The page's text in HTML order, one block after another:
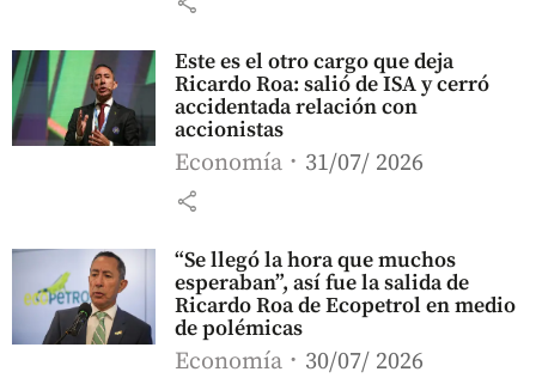
Este es el otro cargo que deja
Ricardo Roa: salió de ISA y cerró
accidentada relación con
accionistas
Economía 31/07/ 2026
share
“Se llegó la hora que muchos
esperaban”, así fue la salida de
Ricardo Roa de Ecopetrol en medio
de polémicas
Economía 30/07/ 2026